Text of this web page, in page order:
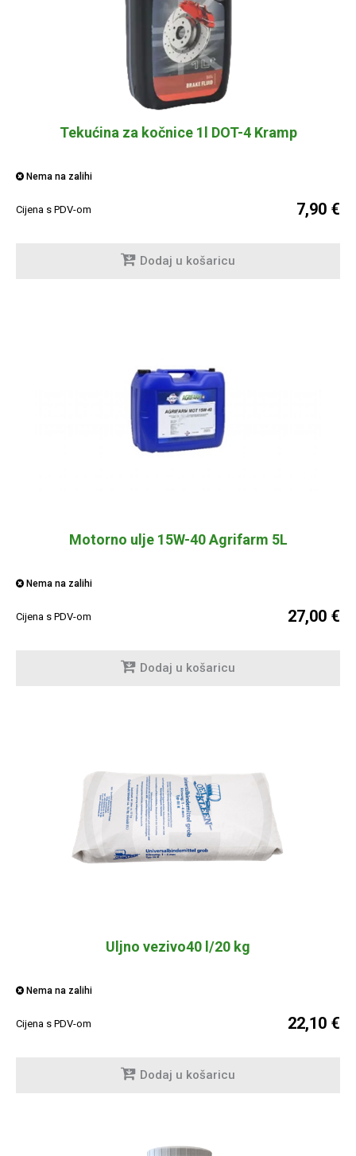
Tekućina za kočnice 1l DOT-4 Kramp
Nema na zalihi
Cijena s PDV-om 7,90 €
Dodaj u košaricu
Motorno ulje 15W-40 Agrifarm 5L
Nema na zalihi
Cijena s PDV-om 27,00 €
Dodaj u košaricu
Uljno vezivo40 l/20 kg
Nema na zalihi
Cijena s PDV-om 22,10 €
Dodaj u košaricu